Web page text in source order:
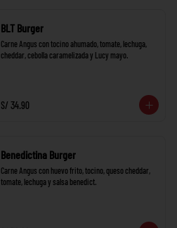
BLT Burger
Carne Angus con tocino ahumado, tomate, lechuga,
cheddar, cebolla caramelizada y Lucy mayo.
S/ 34.90
Benedictina Burger
Carne Angus con huevo frito, tocino, queso cheddar,
tomate, lechuga y salsa benedict.